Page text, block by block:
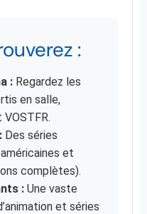
:
: Regardez les
en salle,
Des séries
et
complètes).
: Une vaste
et séries